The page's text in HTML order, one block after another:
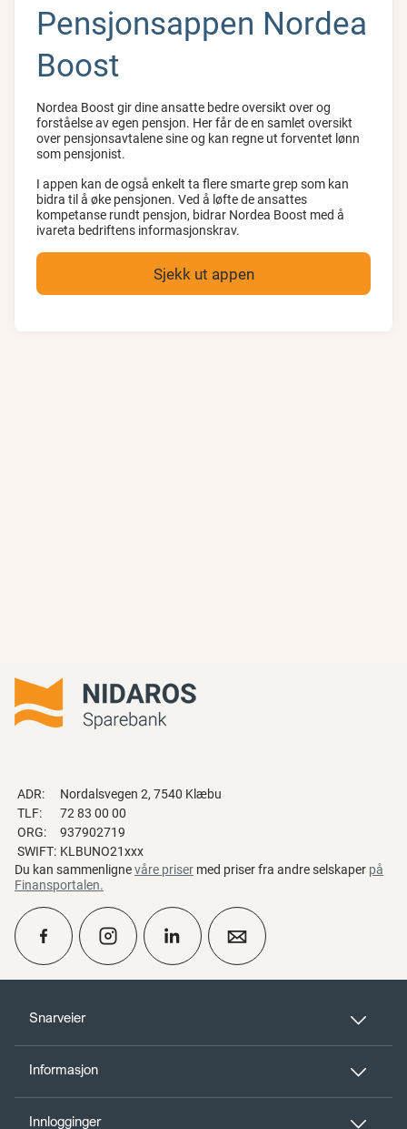
Pensjonsappen Nordea
Boost
Nordea Boost gir dine ansatte bedre oversikt over og
forståelse av egen pensjon. Her får de en samlet oversikt
over pensjonsavtalene sine og kan regne ut forventet lønn
som pensjonist.
I appen kan de også enkelt ta flere smarte grep som kan
bidra til å øke pensjonen. Ved å løfte de ansattes
kompetanse rundt pensjon, bidrar Nordea Boost med å
ivareta bedriftens informasjonskrav.
Sjekk ut appen
Snarveier
Informasjon
Innlogginger
ADR:
Nordalsvegen 2, 7540 Klæbu
TLF:
72 83 00 00
ORG:
937902719
SWIFT: KLBUNO21xxx
Du kan sammenlignevåre priser med priser fra andre selskaper på
Finansportalen.